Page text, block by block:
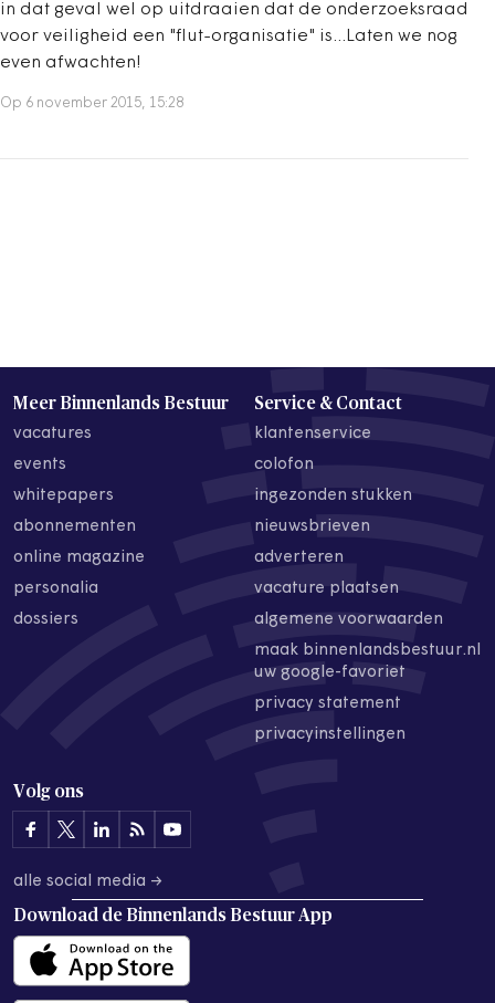
in dat geval wel op uitdraaien dat de onderzoeksraad
voor veiligheid een "flut-organisatie" is...Laten we nog
even afwachten!
Op 6 november 2015, 15:28
Meer Binnenlands Bestuur
vacatures
events
whitepapers
abonnementen
online magazine
personalia
dossiers
Service & Contact
klantenservice
colofon
ingezonden stukken
nieuwsbrieven
adverteren
vacature plaatsen
algemene voorwaarden
maak binnenlandsbestuur.nl
uw google-favoriet
privacy statement
privacyinstellingen
Volg ons
alle social media →
Download de Binnenlands Bestuur App